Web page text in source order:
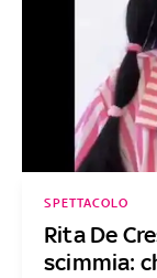
Rita De
scimmia:
SPETTACOLO